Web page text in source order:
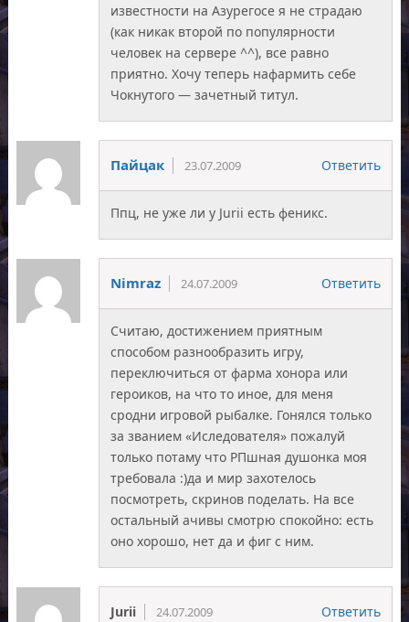
известности на Азурегосе я не страдаю
(как никак второй по популярности
человек на сервере ^^), все равно
приятно. Хочу теперь нафармить себе
Чокнутого — зачетный титул.
Пайцак 23.07.2009 Ответить
Ппц, не уже ли у Jurii есть феникс.
Nimraz 24.07.2009 Ответить
Считаю, достижением приятным
способом разнообразить игру,
переключиться от фарма хонора или
героиков, на что то иное, для меня
сродни игровой рыбалке. Гонялся только
за званием «Иследователя» пожалуй
только потаму что РПшная душонка моя
требовала :)да и мир захотелось
посмотреть, скринов поделать. На все
остальный ачивы смотрю спокойно: есть
оно хорошо, нет да и фиг с ним.
Jurii 24.07.2009 Ответить